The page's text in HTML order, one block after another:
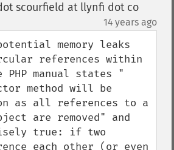
scourfield at llynfi dot co
14 years ago
memory leaks
references within
manual states "
method will be
as all references to a
are removed" and
true: if two
each other (or even